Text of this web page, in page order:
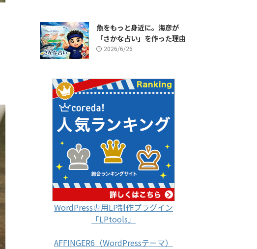
魚をもっと身近に。海彦が
「さかな占い」を作った理由
2026/6/26
WordPress専用LP制作プラグイン
「LPtools」
AFFINGER6（WordPressテーマ）